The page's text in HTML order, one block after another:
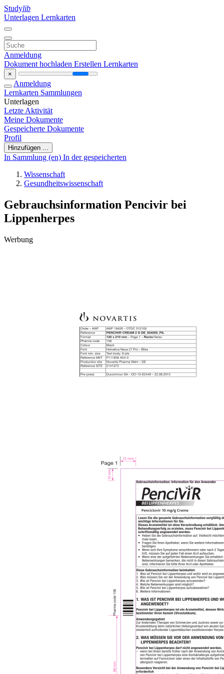
Studylib
Unterlagen Lernkarten
Anmeldung
Dokument hochladen Erstellen Lernkarten
×
Anmeldung
Lernkarten Sammlungen
Unterlagen
Letzte Aktivität
Meine Dokumente
Gespeicherte Dokumente
Profil
Hinzufügen ...
In Sammlung (en) In der gespeicherten
Wissenschaft
Gesundheitswissenschaft
Gebrauchsinformation Pencivir bei
Lippenherpes
Werbung